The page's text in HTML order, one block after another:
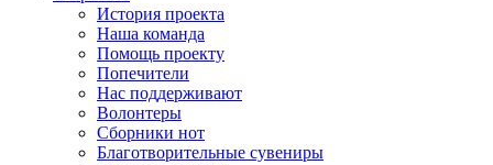
История проекта
Наша команда
Помощь проекту
Попечители
Нас поддерживают
Волонтеры
Сборники нот
Благотворительные сувениры